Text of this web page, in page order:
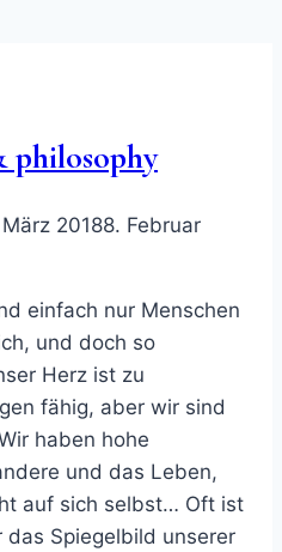
philosophy
20188. Februar
einfach nur Menschen
und doch so
Herz ist zu
fähig, aber wir sind
haben hohe
und das Leben,
auf sich selbst… Oft ist
das Spiegelbild unserer